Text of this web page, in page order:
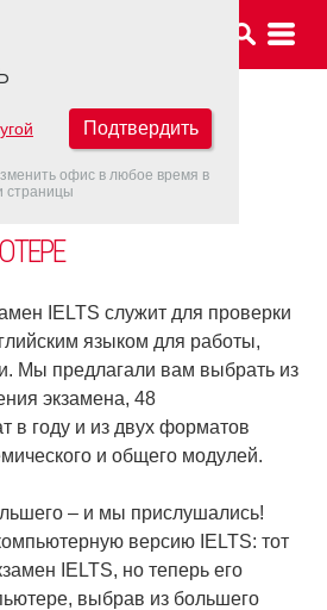
IELTS служит для проверки
языком для работы,
Мы предлагали вам выбрать из
экзамена, 48
в году и из двух форматов
и общего модулей.
– и мы прислушались!
версию IELTS: тот
IELTS, но теперь его
выбрав из большего
Подтвердить
офис в любое время в
страницы